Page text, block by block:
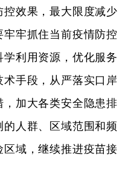
效果，最大限度减少
牢抓住当前疫情防控
利用资源，优化服务
手段，从严落实口岸
加大各类安全隐患排
人群、区域范围和频
域，继续推进疫苗接